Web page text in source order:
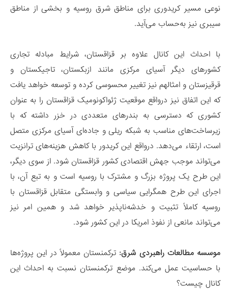
نوعی مسیر کریدوری برای مناطق شرق روسیه و بخشی از مناطق
سیبری نیز به‌حساب می‌آید.
با احداث این کانال علاوه بر قزاقستان، شرایط مبادله تجاری
کشورهای دیگر آسیای مرکزی مانند ازبکستان، تاجیکستان و
قرقیزستان و امثالهم نیز تغییر محسوسی کرده و توسعه خواهد یافت
که این اتفاق نیز درواقع موقعیت ژئواکونومیک قزاقستان را به عنوان
کشوری که دسترسی به بندرهای متعددی در خزر داشته که با
زیرساخت‌های مناسب به شبکه ریلی و جاده‌ای آسیای مرکزی متصل
است، ارتقاء می‌دهد. درواقع این کریدور با کاهش هزینه‌های ترانزیت
می‌تواند موجب جهش اقتصادی کشور قزاقستان شود. از سوی دیگر،
این طرح یک پروژه بزرگ و مشترک با روسیه است و به تبع آن، با
اجرای این طرح همگرایی سیاسی و وابستگی متقابل قزاقستان با
روسیه کاملاً تثبیت و خدشه‌ناپذیر خواهد شد و همین امر نیز
می‌تواند مانعی از نفوذ امریکا در این کشور شود.
موسسه مطالعات راهبردی شرق: ترکمنستان معمولاً در این پروژه‌ها
با حساسیت عمل می‌کند. موضع ترکمنستان نسبت به احداث این
کانال چیست؟